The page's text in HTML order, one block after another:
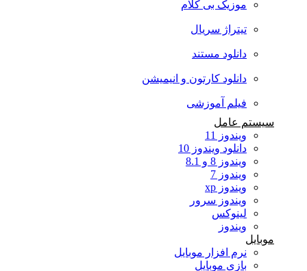
موزیک بی کلام
تیتراژ سریال
دانلود مستند
دانلود کارتون و انیمیشن
فیلم آموزشی
سیستم عامل
ویندوز 11
دانلود ویندوز 10
ویندوز 8 و 8.1
ویندوز 7
ویندوز xp
ویندوز سرور
لینوکس
ویندوز
موبایل
نرم افزار موبایل
بازی موبایل